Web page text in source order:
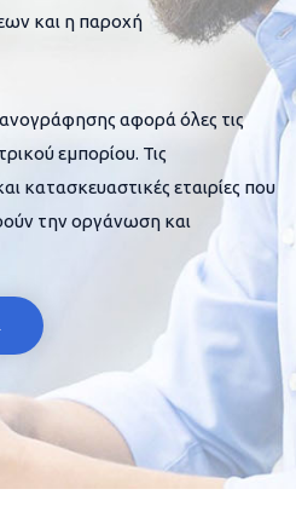
και η παροχή
αφορά όλες τις
εμπορίου. Τις
κατασκευαστικές εταιρίες που
την οργάνωση και